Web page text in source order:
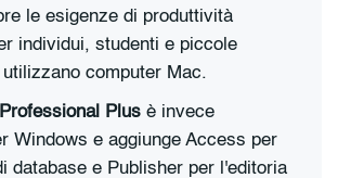
le esigenze di produttività
individui, studenti e piccole
computer Mac.
Plus è invece
Windows e aggiunge Access per
database e Publisher per l'editoria